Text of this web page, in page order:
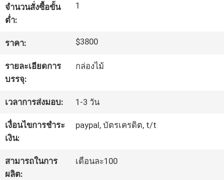
ทัวร์
โรงงาน
การ
ควบคุม
คุณภาพ
ติดต่อ
จำนวนสั่งซื้อขั้น
ต่ำ:
1
ราคา: $3800
รายละเอียดการ
บรรจุ:
กล่องไม้
เวลาการส่งมอบ: 1-3 วัน
เงื่อนไขการชำระ
เงิน:
paypal, บัตรเครดิต, t/t
สามารถในการ
ผลิต:
เดือนละ100